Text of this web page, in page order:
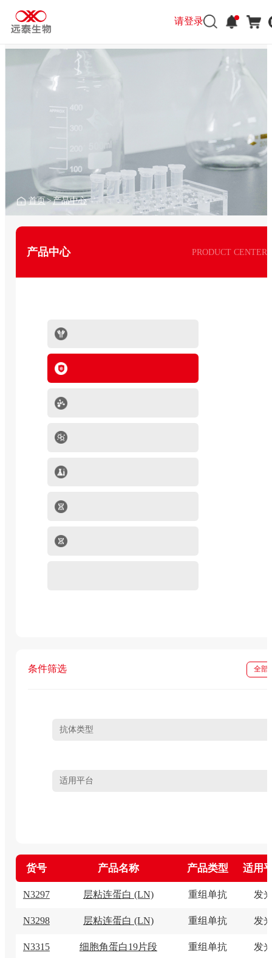
请登录
产品中心 PRODUCT CENTER
首页>产品中心
抗体系列
条件筛选 全部
抗体类型
适用平台
货号 产品名称 产品类型 适用
N3297 层粘连蛋白 (LN) 重组单抗 发
N3298 层粘连蛋白 (LN) 重组单抗 发
N3315 细胞角蛋白19片段 重组单抗 发